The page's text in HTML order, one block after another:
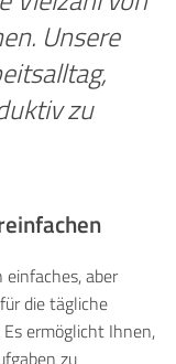
Unsere
zu
aber
die tägliche
ermöglicht Ihnen,
zu